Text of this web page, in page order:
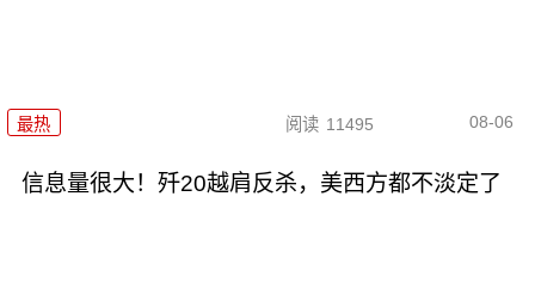
最热 阅读 11495 08-06
信息量很大！歼20越肩反杀，美西方都不淡定了